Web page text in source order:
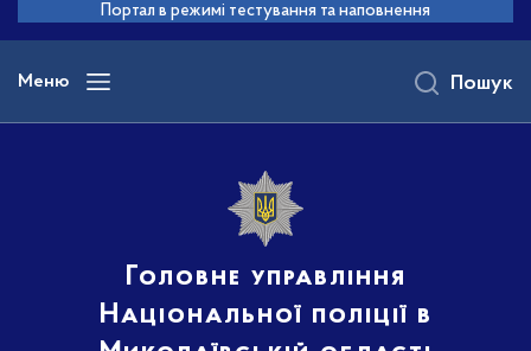
основного
вмісту
Портал в режимі тестування та наповнення
Меню
Головне управління
Національної поліції в
Пошук